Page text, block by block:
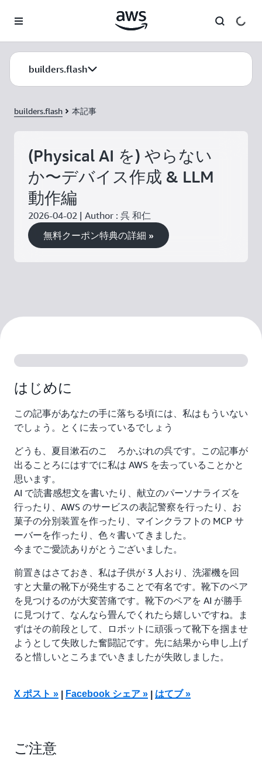
builders.flash
builders.flash 本記事
(Physical AI を) やらない
か〜デバイス作成 & LLM
動作編
2026-04-02 | Author : 呉 和仁
無料クーポン特典の詳細 »
はじめに
この記事があなたの手に落ちる頃には、私はもういない
でしょう。とくに去っているでしょう
どうも、夏目漱石のこゝろかぶれの呉です。この記事が
出ることろにはすでに私は AWS を去っていることかと
思います。
AI で読書感想文を書いたり、献立のパーソナライズを
行ったり、AWS のサービスの表記警察を行ったり、お
菓子の分別装置を作ったり、マインクラフトの MCP サ
ーバーを作ったり、色々書いてきました。
今までご愛読ありがとうございました。
前置きはさておき、私は子供が 3 人おり、洗濯機を回
すと大量の靴下が発生することで有名です。靴下のペア
を見つけるのが大変苦痛です。靴下のペアを AI が勝手
に見つけて、なんなら畳んでくれたら嬉しいですね。ま
ずはその前段として、ロボットに頑張って靴下を掴ませ
ようとして失敗した奮闘記です。先に結果から申し上げ
ると惜しいところまでいきましたが失敗しました。
X ポスト » Facebook シェア » はてブ »
ご注意